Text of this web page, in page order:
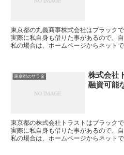
東京都の丸義商事株式会社はブラック
実際に私自身も借りた事があるので、
私の場合は、ホームページからネット
東京都のサラ金
株式会社
融資可能
東京都の株式会社トラストはブラック
実際に私自身も借りた事があるので、
私の場合は、ホームページからネット